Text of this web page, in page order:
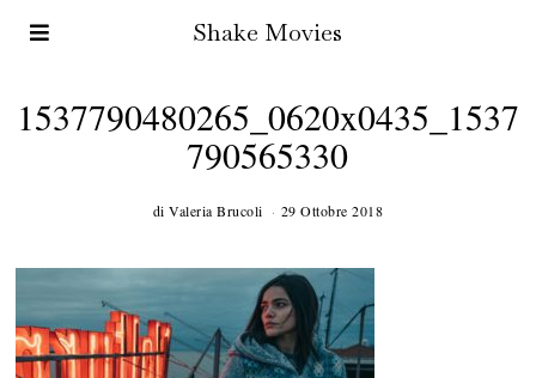
Shake Movies
1537790480265_0620x0435_1537
790565330
diValeria Brucoli 29 Ottobre 2018